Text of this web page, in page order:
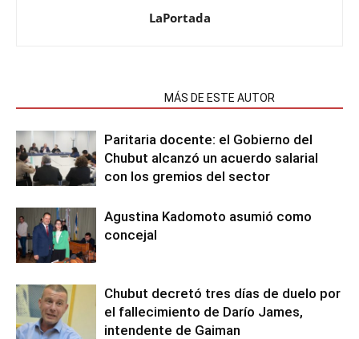
LaPortada
MÁS DE ESTE AUTOR
Paritaria docente: el Gobierno del
Chubut alcanzó un acuerdo salarial
con los gremios del sector
Agustina Kadomoto asumió como
concejal
Chubut decretó tres días de duelo por
el fallecimiento de Darío James,
intendente de Gaiman